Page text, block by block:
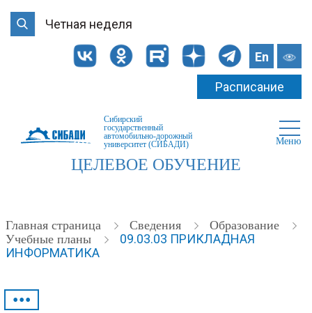
Четная неделя
En
Расписание
Сибирский
государственный
автомобильно-дорожный
университет (СИБАДИ)
Меню
ЦЕЛЕВОЕ ОБУЧЕНИЕ
Главная страница Cведения
Образование
Учебные планы
09.03.03 ПРИКЛАДНАЯ
ИНФОРМАТИКА
•••